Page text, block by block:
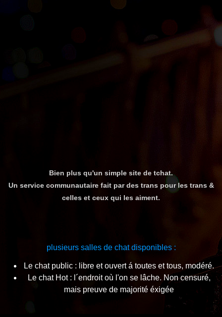
Bien plus qu'un simple site de tchat.
Un service communautaire fait par des trans pour les trans &
celles et ceux qui les aiment.
plusieurs salles de chat disponibles :
Le chat public : libre et ouvert á toutes et tous, modéré.
Le chat Hot : l´endroit où l'on se lâche. Non censuré,
mais preuve de majorité éxigée